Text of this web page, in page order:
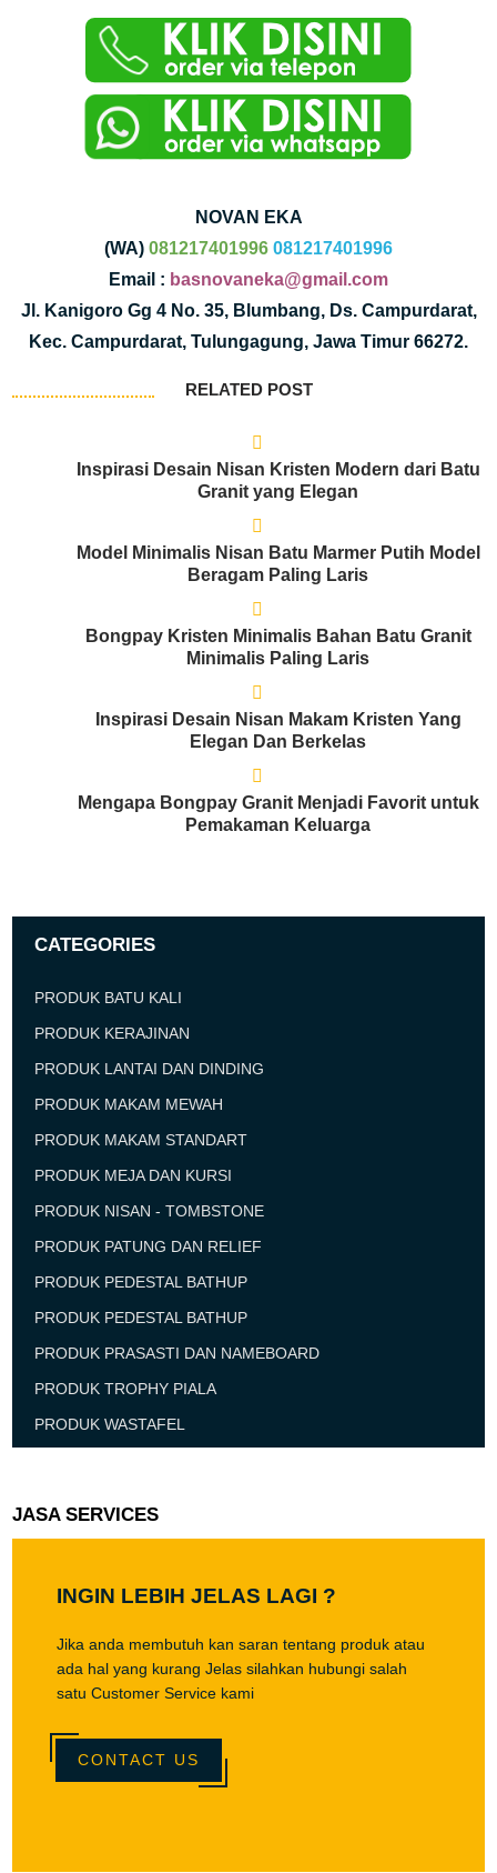
NOVAN EKA
(WA) 081217401996 081217401996
Email : basnovaneka@gmail.com
Jl. Kanigoro Gg 4 No. 35, Blumbang, Ds. Campurdarat,
Kec. Campurdarat, Tulungagung, Jawa Timur 66272.
RELATED POST
Inspirasi Desain Nisan Kristen Modern dari Batu
Granit yang Elegan
Model Minimalis Nisan Batu Marmer Putih Model
Beragam Paling Laris
Bongpay Kristen Minimalis Bahan Batu Granit
Minimalis Paling Laris
Inspirasi Desain Nisan Makam Kristen Yang
Elegan Dan Berkelas
Mengapa Bongpay Granit Menjadi Favorit untuk
Pemakaman Keluarga
CATEGORIES
PRODUK BATU KALI
PRODUK KERAJINAN
PRODUK LANTAI DAN DINDING
PRODUK MAKAM MEWAH
PRODUK MAKAM STANDART
PRODUK MEJA DAN KURSI
PRODUK NISAN - TOMBSTONE
PRODUK PATUNG DAN RELIEF
PRODUK PEDESTAL BATHUP
PRODUK PEDESTAL BATHUP
PRODUK PRASASTI DAN NAMEBOARD
PRODUK TROPHY PIALA
PRODUK WASTAFEL
JASA SERVICES
INGIN LEBIH JELAS LAGI ?
Jika anda membutuh kan saran tentang produk atau
ada hal yang kurang Jelas silahkan hubungi salah
satu Customer Service kami
CONTACT US